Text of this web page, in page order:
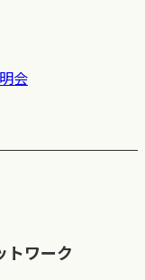
会
トワーク